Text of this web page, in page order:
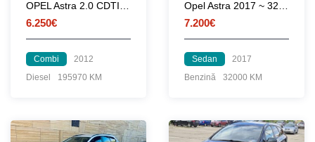
6.250€
Combi
2012
Diesel
195970 KM
7.200€
Sedan
2017
Benzină
32000 KM